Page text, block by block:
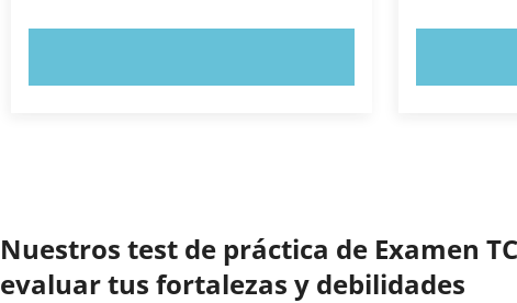
Nuestros test de práctica de Examen
evaluar tus fortalezas y debilidades